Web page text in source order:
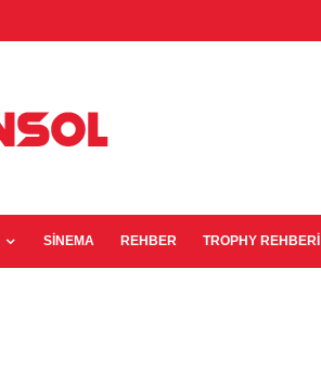
SINEMA REHBER TROPHY REHBERI